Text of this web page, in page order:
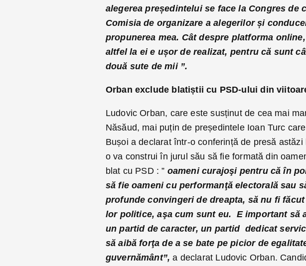
alegerea președintelui se face la Congres de
Comisia de organizare a alegerilor și
propunerea mea. Cât despre platforma
altfel la ei e ușor de realizat, pentru că sunt
două sute de mii ”.
Orban exclude blatiștii cu PSD-ului din
Ludovic Orban, care este susținut de cea mai
Năsăud, mai puțin de președintele Ioan Turc
Bușoi a declarat într-o conferință de presă
o va construi în jurul său să fie formată din
blat cu PSD : ” oameni curajoşi pentru că în
să fie oameni cu performanţă electorală sau
profunde convingeri de dreapta, să nu fi
lor politice, aşa cum sunt eu. E important să
un partid de caracter, un partid dedicat
să aibă forţa de a se bate pe picior de
guvernământ”, a declarat Ludovic Orban.